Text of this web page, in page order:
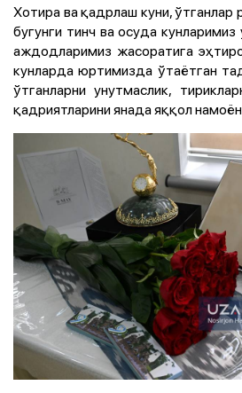
Хотира ва қадрлаш куни,
бугунги тинч ва осуда
аждодларимиз жасоратига
кунларда юртимизда ўтаётган
ўтганларни унутмаслик,
қадриятларини янада яққол